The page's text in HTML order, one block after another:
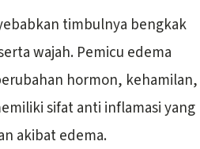
timbulnya bengkak
wajah. Pemicu edema
hormon, kehamilan,
sifat anti inflamasi yang
akibat edema.